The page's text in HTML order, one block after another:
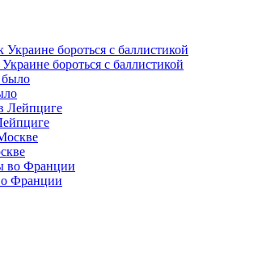
бороться с баллистикой
Франции